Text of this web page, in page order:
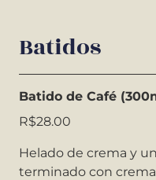
Batidos
Batido de Café
R$28.00
Helado de crema y
terminado con